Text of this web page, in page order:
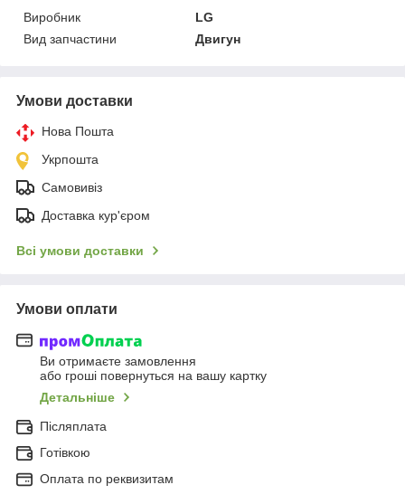
Виробник
LG
Вид запчастини
Двигун
Умови доставки
Нова Пошта
Укрпошта
Самовивіз
Доставка кур'єром
Всі умови доставки
Умови оплати
Ви отримаєте замовлення
або гроші повернуться на вашу картку
Детальніше
Післяплата
Готівкою
Оплата по реквизитам